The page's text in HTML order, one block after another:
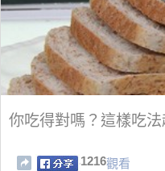
你吃得對嗎？這樣吃法
1216觀看